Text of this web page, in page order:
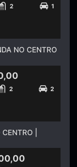
2 1
NO CENTRO
2 2
|